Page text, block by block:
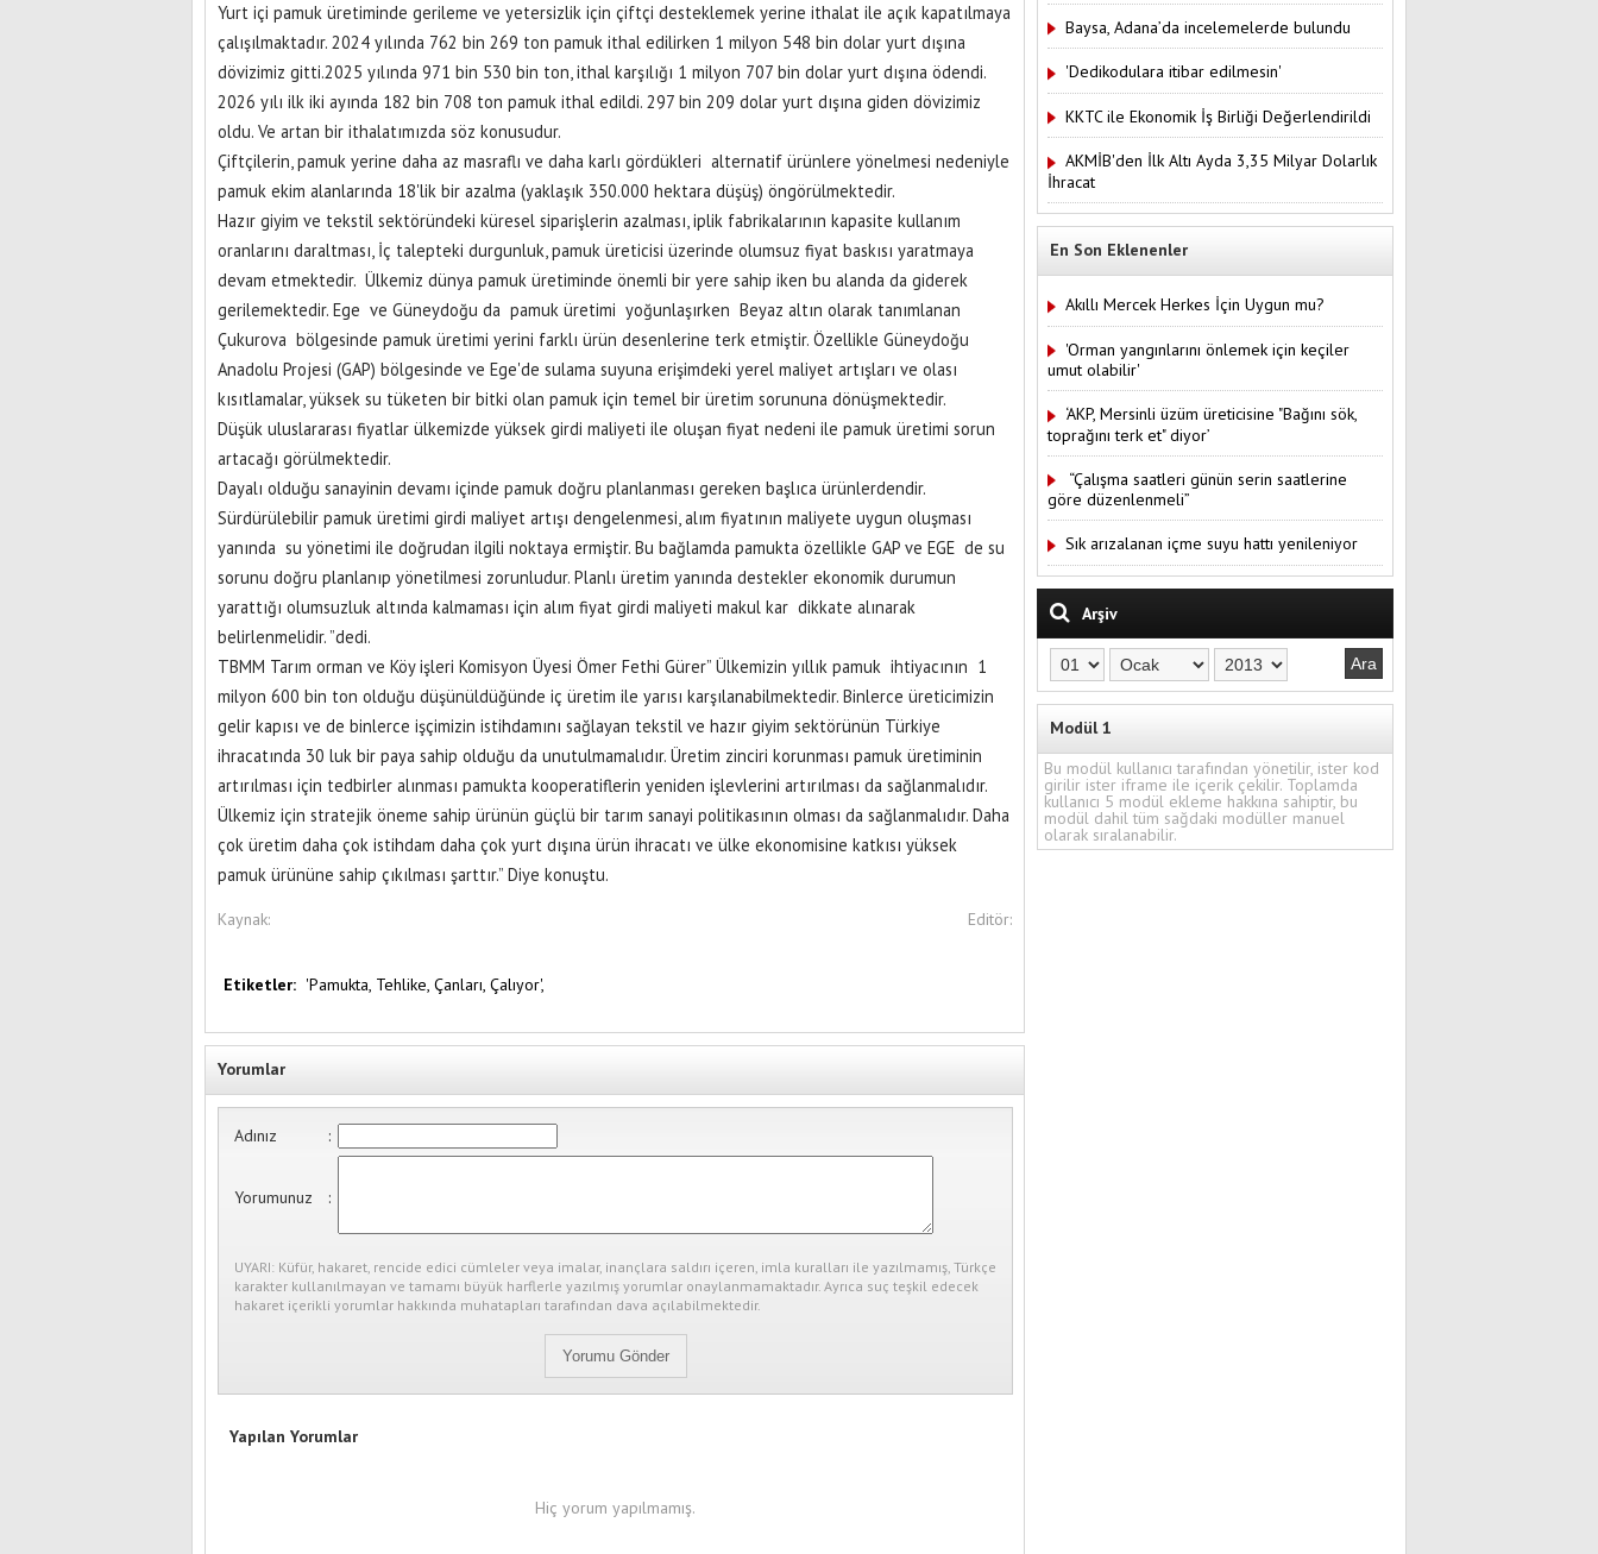
Yurt içi pamuk üretiminde gerileme ve yetersizlik için çiftçi desteklemek yerine ithalat ile açık kapatılmaya
çalışılmaktadır. 2024 yılında 762 bin 269 ton pamuk ithal edilirken 1 milyon 548 bin dolar yurt dışına
dövizimiz gitti.2025 yılında 971 bin 530 bin ton, ithal karşılığı 1 milyon 707 bin dolar yurt dışına ödendi.
2026 yılı ilk iki ayında 182 bin 708 ton pamuk ithal edildi. 297 bin 209 dolar yurt dışına giden dövizimiz
oldu. Ve artan bir ithalatımızda söz konusudur.
Çiftçilerin, pamuk yerine daha az masraflı ve daha karlı gördükleri alternatif ürünlere yönelmesi nedeniyle
pamuk ekim alanlarında 18'lik bir azalma (yaklaşık 350.000 hektara düşüş) öngörülmektedir.
Hazır giyim ve tekstil sektöründeki küresel siparişlerin azalması, iplik fabrikalarının kapasite kullanım
oranlarını daraltması, İç talepteki durgunluk, pamuk üreticisi üzerinde olumsuz fiyat baskısı yaratmaya
devam etmektedir. Ülkemiz dünya pamuk üretiminde önemli bir yere sahip iken bu alanda da giderek
gerilemektedir. Ege ve Güneydoğu da pamuk üretimi yoğunlaşırken Beyaz altın olarak tanımlanan
Çukurova bölgesinde pamuk üretimi yerini farklı ürün desenlerine terk etmiştir. Özellikle Güneydoğu
Anadolu Projesi (GAP) bölgesinde ve Ege'de sulama suyuna erişimdeki yerel maliyet artışları ve olası
kısıtlamalar, yüksek su tüketen bir bitki olan pamuk için temel bir üretim sorununa dönüşmektedir.
Düşük uluslararası fiyatlar ülkemizde yüksek girdi maliyeti ile oluşan fiyat nedeni ile pamuk üretimi sorun
artacağı görülmektedir.
Dayalı olduğu sanayinin devamı içinde pamuk doğru planlanması gereken başlıca ürünlerdendir.
Sürdürülebilir pamuk üretimi girdi maliyet artışı dengelenmesi, alım fiyatının maliyete uygun oluşması
yanında su yönetimi ile doğrudan ilgili noktaya ermiştir. Bu bağlamda pamukta özellikle GAP ve EGE de su
sorunu doğru planlanıp yönetilmesi zorunludur. Planlı üretim yanında destekler ekonomik durumun
yarattığı olumsuzluk altında kalmaması için alım fiyat girdi maliyeti makul kar dikkate alınarak
belirlenmelidir. ”dedi.
TBMM Tarım orman ve Köy işleri Komisyon Üyesi Ömer Fethi Gürer” Ülkemizin yıllık pamuk ihtiyacının 1
milyon 600 bin ton olduğu düşünüldüğünde iç üretim ile yarısı karşılanabilmektedir. Binlerce üreticimizin
gelir kapısı ve de binlerce işçimizin istihdamını sağlayan tekstil ve hazır giyim sektörünün Türkiye
ihracatında 30 luk bir paya sahip olduğu da unutulmamalıdır. Üretim zinciri korunması pamuk üretiminin
artırılması için tedbirler alınması pamukta kooperatiflerin yeniden işlevlerini artırılması da sağlanmalıdır.
Ülkemiz için stratejik öneme sahip ürünün güçlü bir tarım sanayi politikasının olması da sağlanmalıdır. Daha
çok üretim daha çok istihdam daha çok yurt dışına ürün ihracatı ve ülke ekonomisine katkısı yüksek
pamuk ürününe sahip çıkılması şarttır.” Diye konuştu.
Kaynak: Editör:
Etiketler: 'Pamukta, Tehlike, Çanları, Çalıyor',
Yorumlar
Adınız :
Yorumunuz :
UYARI: Küfür, hakaret, rencide edici cümleler veya imalar, inançlara saldırı içeren, imla kuralları ile yazılmamış, Türkçe
karakter kullanılmayan ve tamamı büyük harflerle yazılmış yorumlar onaylanmamaktadır. Ayrıca suç teşkil edecek
hakaret içerikli yorumlar hakkında muhatapları tarafından dava açılabilmektedir.
Yapılan Yorumlar
Hiç yorum yapılmamış.
Baysa, Adana’da incelemelerde bulundu
'Dedikodulara itibar edilmesin'
KKTC ile Ekonomik İş Birliği Değerlendirildi
AKMİB'den İlk Altı Ayda 3,35 Milyar Dolarlık
İhracat
En Son Eklenenler
Akıllı Mercek Herkes İçin Uygun mu?
'Orman yangınlarını önlemek için keçiler
umut olabilir'
‘AKP, Mersinli üzüm üreticisine "Bağını sök,
toprağını terk et" diyor’
“Çalışma saatleri günün serin saatlerine
göre düzenlenmeli”
Sık arızalanan içme suyu hattı yenileniyor
Arşiv
Modül 1
Bu modül kullanıcı tarafından yönetilir, ister kod
girilir ister iframe ile içerik çekilir. Toplamda
kullanıcı 5 modül ekleme hakkına sahiptir, bu
modül dahil tüm sağdaki modüller manuel
olarak sıralanabilir.